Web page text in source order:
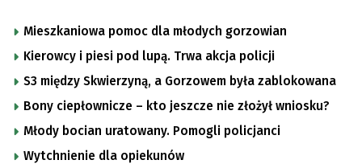
Mieszkaniowa pomoc dla młodych gorzowian
Kierowcy i piesi pod lupą. Trwa akcja policji
S3 między Skwierzyną, a Gorzowem była zablokowana
Bony ciepłownicze – kto jeszcze nie złożył wniosku?
Młody bocian uratowany. Pomogli policjanci
Wytchnienie dla opiekunów